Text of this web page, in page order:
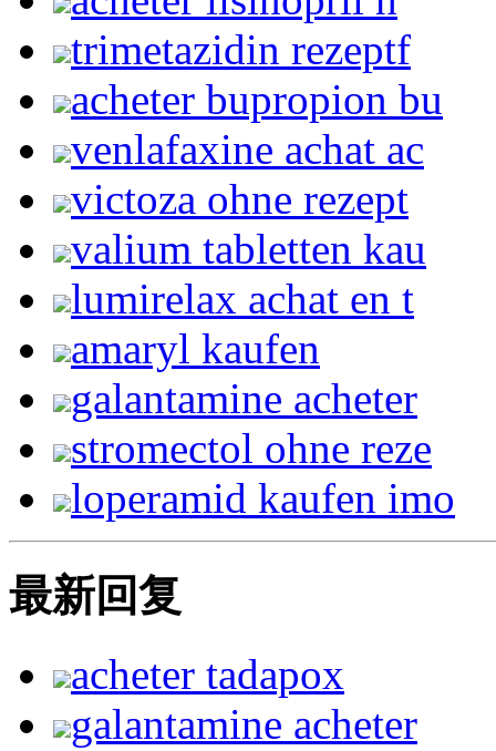
trimetazidin rezeptf
acheter bupropion bu
venlafaxine achat ac
victoza ohne rezept
valium tabletten kau
lumirelax achat en t
amaryl kaufen
galantamine acheter
stromectol ohne reze
loperamid kaufen imo
最新回复
acheter tadapox
galantamine acheter